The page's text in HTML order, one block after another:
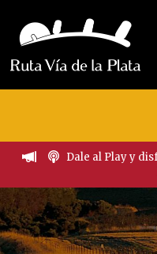
Dale al Play y